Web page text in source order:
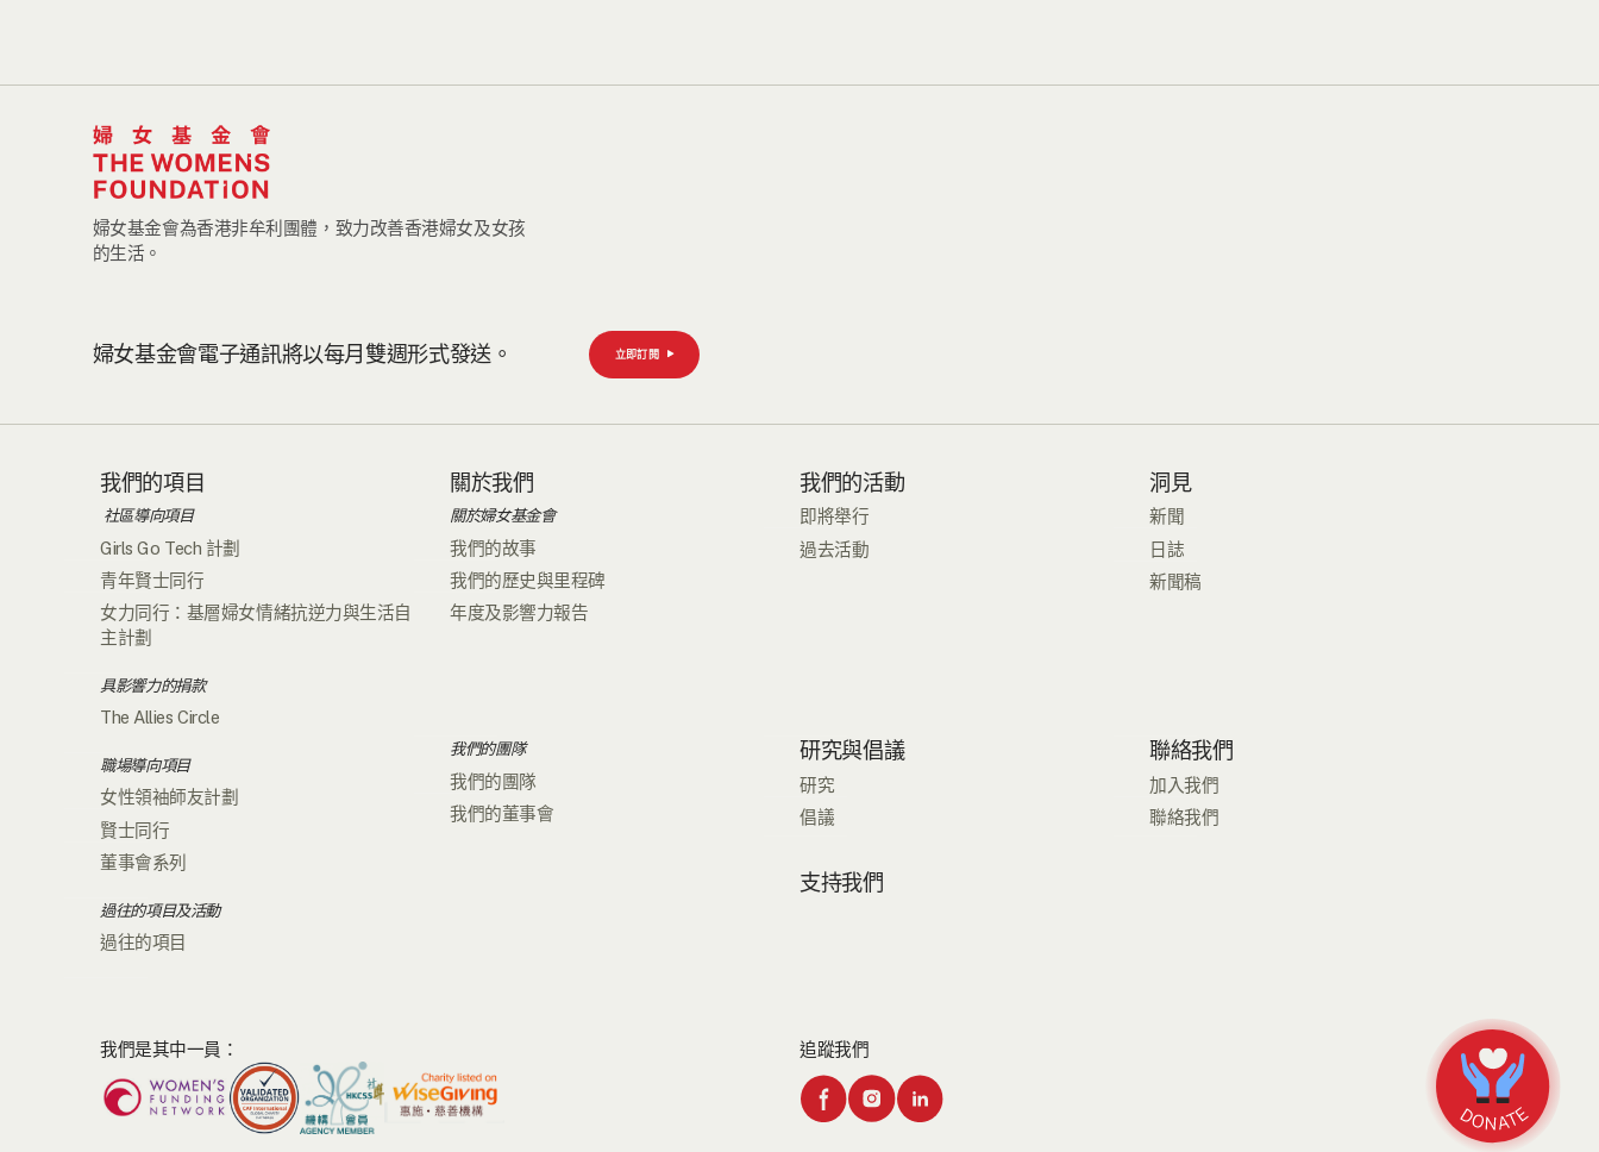
婦女基金會為香港非牟利團體，致力改善香港婦女及女孩
的生活。
婦女基金會電子通訊將以每月雙週形式發送。 立即訂閱
我們的項目
社區導向項目
Girls Go Tech 計劃
青年賢士同行
女力同行：基層婦女情緒抗逆力與生活自
主計劃
具影響力的捐款
The Allies Circle
職場導向項目
女性領袖師友計劃
賢士同行
董事會系列
過往的項目及活動
過往的項目
關於我們
關於婦女基金會
我們的故事
我們的歷史與里程碑
年度及影響力報告
我們的團隊
我們的團隊
我們的董事會
我們的活動
即將舉行
過去活動
洞見
新聞
日誌
新聞稿
研究與倡議
研究
倡議
聯絡我們
加入我們
聯絡我們
支持我們
我們是其中一員： 追蹤我們